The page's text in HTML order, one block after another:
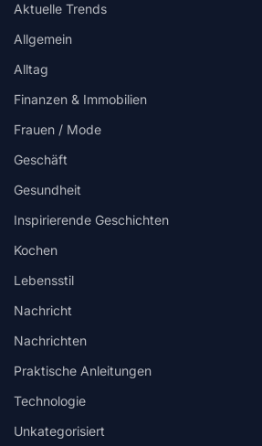
Aktuelle Trends
Allgemein
Alltag
Finanzen & Immobilien
Frauen / Mode
Geschäft
Gesundheit
Inspirierende Geschichten
Kochen
Lebensstil
Nachricht
Nachrichten
Praktische Anleitungen
Technologie
Unkategorisiert